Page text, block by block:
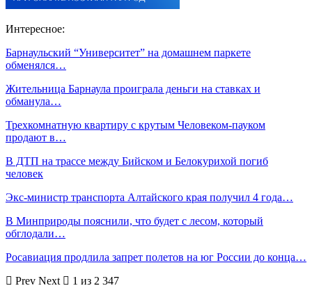
Интересное:
Барнаульский “Университет” на домашнем паркете
обменялся…
Жительница Барнаула проиграла деньги на ставках и
обманула…
Трехкомнатную квартиру с крутым Человеком-пауком
продают в…
В ДТП на трассе между Бийском и Белокурихой погиб
человек
Экс-министр транспорта Алтайского края получил 4 года…
В Минприроды пояснили, что будет с лесом, который
обглодали…
Росавиация продлила запрет полетов на юг России до конца…
Prev Next
1 из 2 347